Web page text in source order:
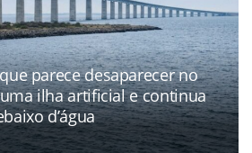
parece desaparecer no
ilha artificial e continua
d’água